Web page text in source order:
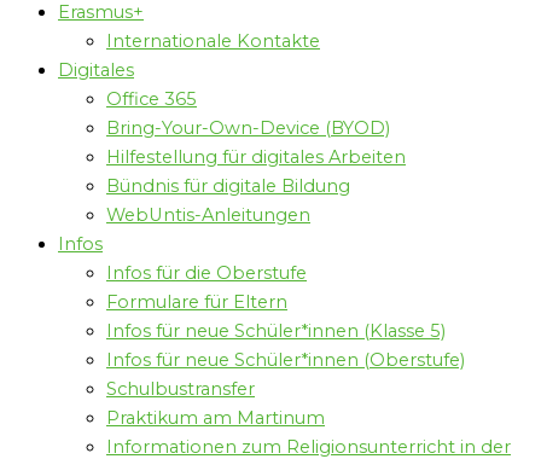
Erasmus+
Internationale Kontakte
Digitales
Office 365
Bring-Your-Own-Device (BYOD)
Hilfestellung für digitales Arbeiten
Bündnis für digitale Bildung
WebUntis-Anleitungen
Infos
Infos für die Oberstufe
Formulare für Eltern
Infos für neue Schüler*innen (Klasse 5)
Infos für neue Schüler*innen (Oberstufe)
Schulbustransfer
Praktikum am Martinum
Informationen zum Religionsunterricht in der